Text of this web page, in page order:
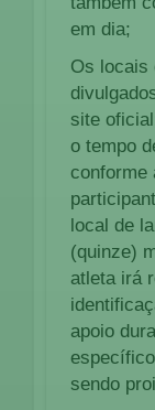
em dia;
Os locais
site
o tempo
conforme
local de
(quinze)
atleta irá
apoio
sendo